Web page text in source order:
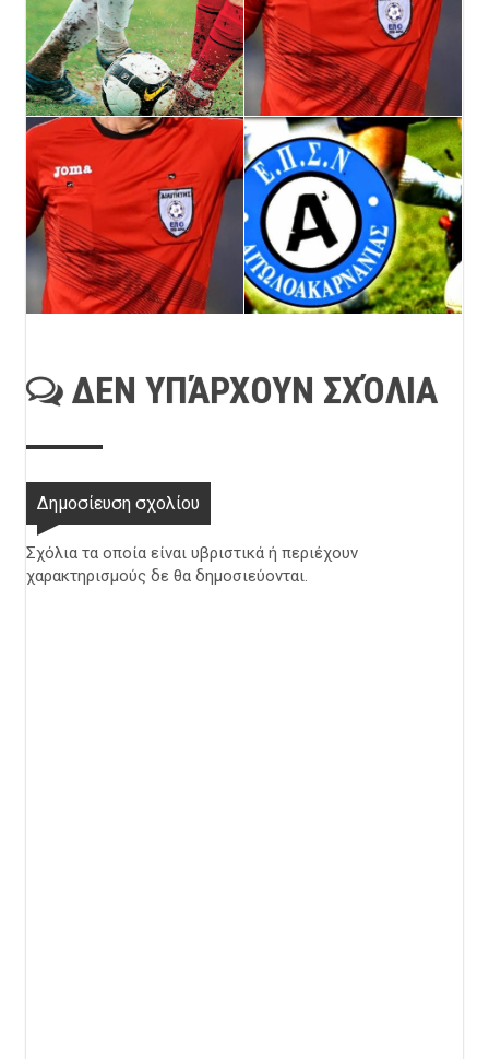
ΔΕΝ ΥΠΆΡΧΟΥΝ ΣΧΌΛΙΑ
Δημοσίευση σχολίου
Σχόλια τα οποία είναι υβριστικά ή περιέχουν
χαρακτηρισμούς δε θα δημοσιεύονται.